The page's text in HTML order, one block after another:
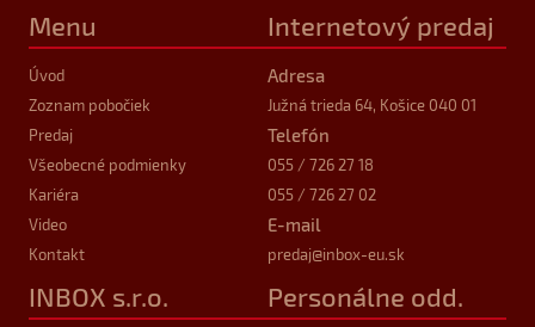
Menu
Úvod
Zoznam pobočiek
Predaj
Všeobecné podmienky
Kariéra
Video
Kontakt
Internetový predaj
Adresa
Južná trieda 64, Košice 040 01
Telefón
055 / 726 27 18
055 / 726 27 02
E-mail
predaj@inbox-eu.sk
INBOX s.r.o. Personálne odd.